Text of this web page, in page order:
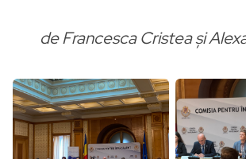
de Francesca Cristea și